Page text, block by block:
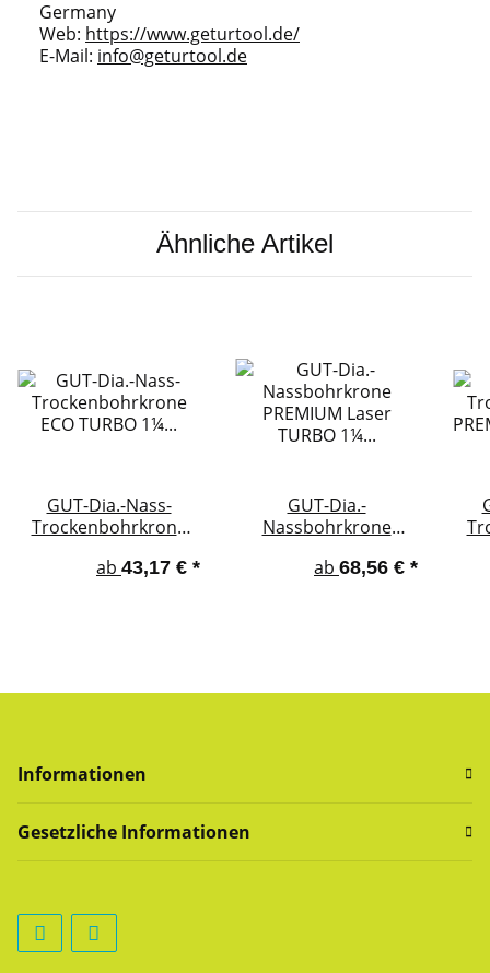
Germany
Web: https://www.geturtool.de/
E-Mail: info@geturtool.de
Ähnliche Artikel
GUT-Dia.-Nass-
Trockenbohrkrone
(Beton - Universal)
ab 43,17 € *
GUT-Dia.-
Nassbohrkrone
TURBO 1¼'' (Beton -
ab 68,56 € *
Informationen
Gesetzliche Informationen